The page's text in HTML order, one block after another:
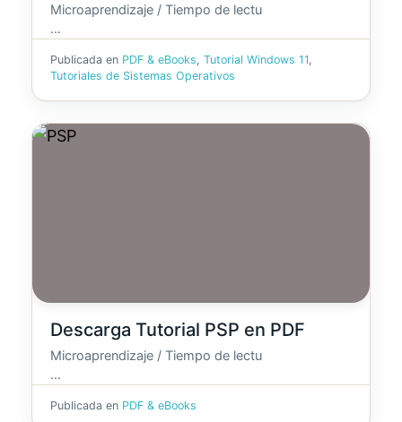
Microaprendizaje / Tiempo de lectu
…
Publicada en PDF & eBooks, Tutorial Windows 11,
Tutoriales de Sistemas Operativos
Descarga Tutorial PSP en PDF
Microaprendizaje / Tiempo de lectu
…
Publicada en PDF & eBooks